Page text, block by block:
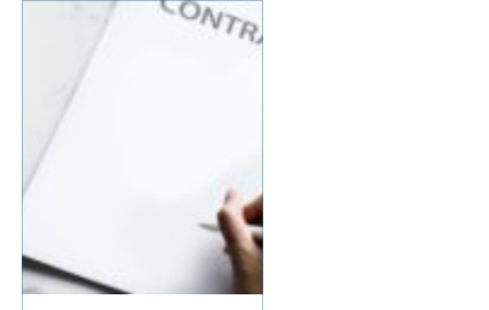
semestern. En pålitlig
taxiresa kan betyda att